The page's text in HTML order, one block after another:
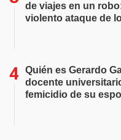
de viajes en un
violento ataque de
Quién es Gerardo
docente
femicidio de su